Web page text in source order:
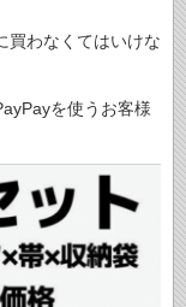
買わなくてはいけな
を使うお客様